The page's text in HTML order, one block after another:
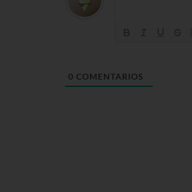
0 COMENTARIOS